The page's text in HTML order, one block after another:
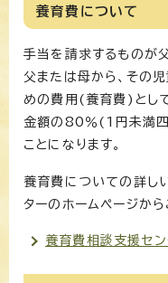
養育費について
手当を請求するものが
父または母から、その
めの費用(養育費)とし
金額の80％(1円未満
ことになります。
養育費についての詳し
ターのホームページから
養育費相談支援セン